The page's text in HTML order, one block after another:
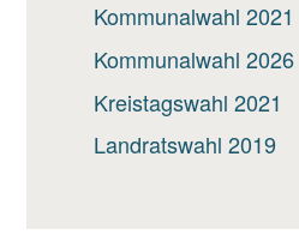
Kommunalwahl 2021
Kommunalwahl 2026
Kreistagswahl 2021
Landratswahl 2019